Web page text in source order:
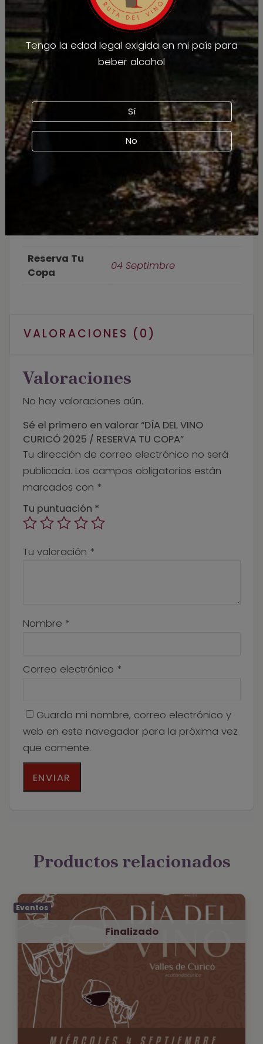
Tengo la edad legal exigida en mi país para
beber alcohol
Sí
No
DETALLES
Reserva Tu
Copa
04 Septimbre
VALORACIONES (0)
Valoraciones
No hay valoraciones aún.
Sé el primero en valorar “DÍA DEL VINO
CURICÓ 2025 / RESERVA TU COPA”
Tu dirección de correo electrónico no será
publicada. Los campos obligatorios están
marcados con *
Tu puntuación *
Tu valoración *
Nombre *
Correo electrónico *
Guarda mi nombre, correo electrónico y
web en este navegador para la próxima vez
que comente.
Productos relacionados
Eventos
Finalizado